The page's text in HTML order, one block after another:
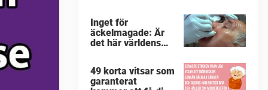
trodde att jag hade
stånd”
Inget för
äckelmagade: Är
det här världens
49 korta vitsar som
garanterat